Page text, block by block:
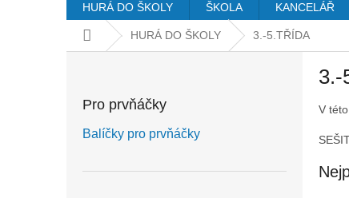
HURÁ DO ŠKOLY ŠKOLA KANCELÁŘ
Domů HURÁ DO ŠKOLY 3.-5.TŘÍDA
Pro prvňáčky
Balíčky pro prvňáčky
3.-
V